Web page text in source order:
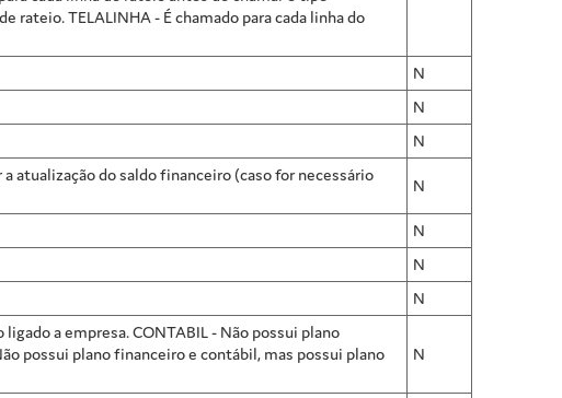
rateio. TELALINHA - É chamado para cada linha do
N
N
N
atualização do saldo financeiro (caso for necessário
N
N
N
N
a empresa. CONTABIL - Não possui plano
possui plano financeiro e contábil, mas possui plano
N